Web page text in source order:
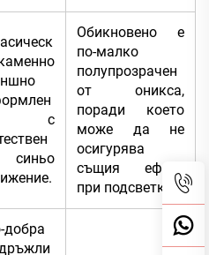
с
Обикновено е
по-малко
полупрозрачен
от оникса,
поради което
може да не
осигурява
същия ефект
при подсветка.
добра